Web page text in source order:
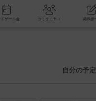
ボードゲーム会 コミュニティ
自分の予定